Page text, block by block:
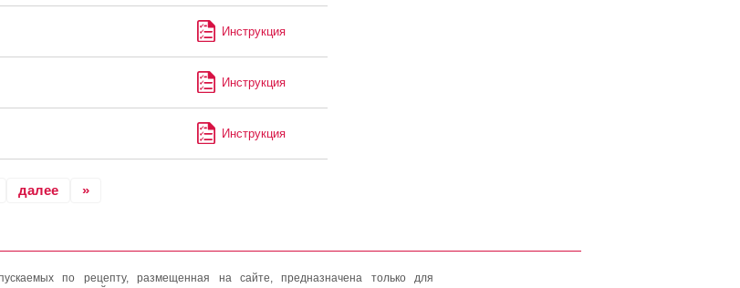
Инструкция
Инструкция
Инструкция
далее »
по рецепту, размещенная на сайте, предназначена только для